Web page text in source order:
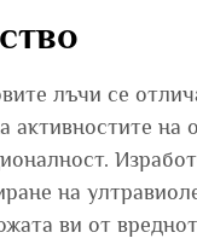
лъчи се
на
на
ви от